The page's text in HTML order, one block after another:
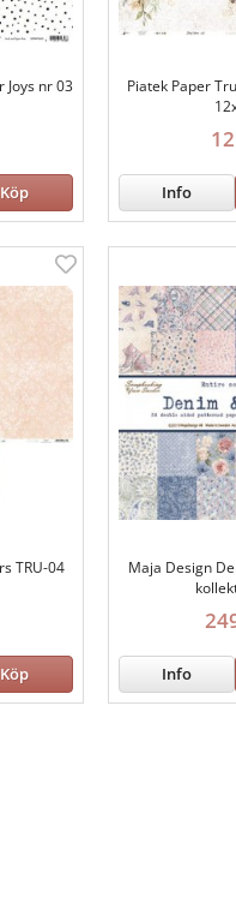
Joys nr 03
Köp
Piatek Paper
Info
TRU-04
Köp
Maja Design
Info